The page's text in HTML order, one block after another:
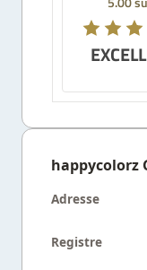
happycolorz
Adresse
Registre